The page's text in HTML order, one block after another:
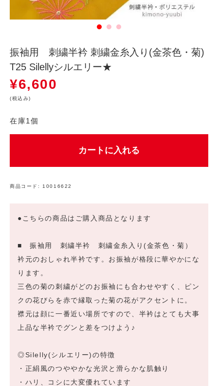
振袖用 刺繍半衿 刺繍金糸入り(金茶色・菊)
T25 Silellyシルエリー★
¥6,600
(税込み)
在庫1個
カートに入れる
商品コード: 10016622
●こちらの商品はご購入商品となります
■ 振袖用 刺繍半衿 刺繍金糸入り(金茶色・菊）
衿元のおしゃれ半衿です。お振袖が格段に華やかにな
ります。
三色の菊の刺繍がどのお振袖にも合わせやすく、ピン
クの花びらを赤で縁取った菊の花がアクセントに。
襟元は顔に一番近い場所ですので、半衿はとても大事
上品な半衿でグンと差をつけよう♪
◎Silelly(シルエリー)の特徴
・正絹風のつややかな光沢と滑らかな肌触り
・ハリ、コシに大変優れています